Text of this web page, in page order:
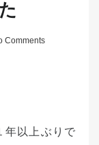
Comments
年以上ぶりで